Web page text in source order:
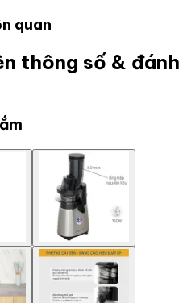
quan
thông số & đánh